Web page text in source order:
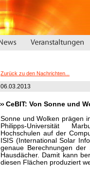
Zurück zu den Nachrichten...
06.03.2013
CeBIT: Von Sonne und
Sonne und Wolken prägen
Philipps-Universität
Hochschulen auf der
ISIS (International Solar
genaue Berechnungen der
Hausdächer. Damit kann
diesen Flächen produziert